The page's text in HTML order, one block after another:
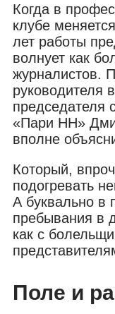
Когда в
клубе
лет работы
волнует как
журналистов.
руководителя
председателя
«Пари НН»
вполне
Который,
подогревать
А буквально в
пребывания в
как с
Поле и